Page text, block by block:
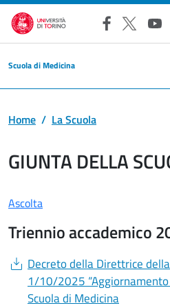
Salta al contenuto principale
Facebook
X
Scuola di Medicina
Home La Scuola
GIUNTA DELLA
Ascolta
Triennio accademico
Document
Decreto della Direttrice
1/10/2025
Scuola di Medicina